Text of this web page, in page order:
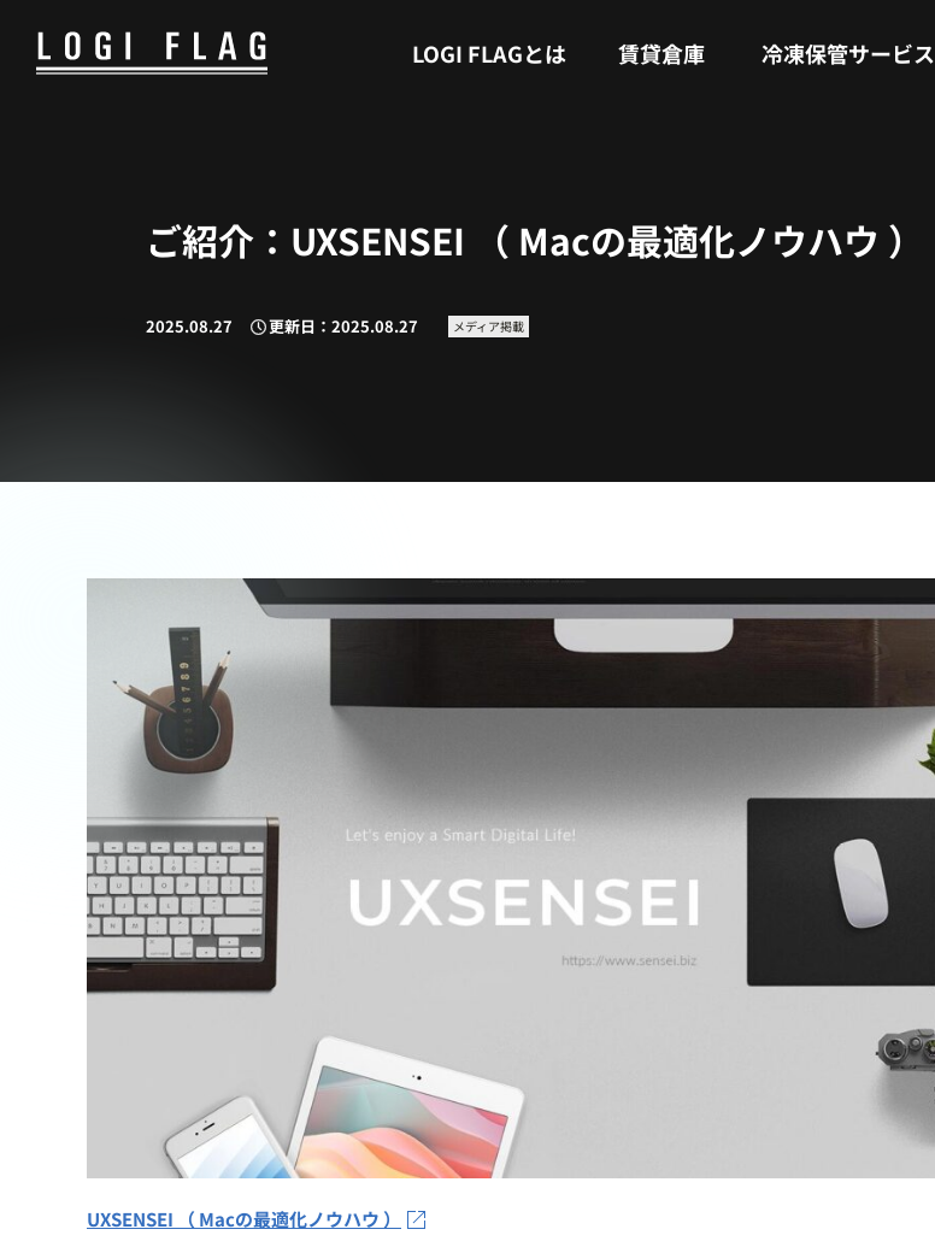
LOGI FLAGとは 賃貸倉庫 冷凍保管サービス
ご紹介：UXSENSEI （ Macの最適化ノウハウ ）
2025.08.27 更新日：2025.08.27 メディア掲載
UXSENSEI （ Macの最適化ノウハウ ）